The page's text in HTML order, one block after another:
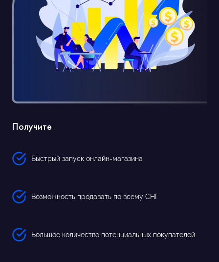
Получите
Быстрый запуск онлайн-магазина
Возможность продавать по всему СНГ
Большое количество потенциальных покупателей